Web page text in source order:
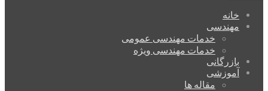
خانه
مهندسی
خدمات مهندسی عمومی
خدمات مهندسی ویژه
بازرگانی
آموزشی
مقاله ها